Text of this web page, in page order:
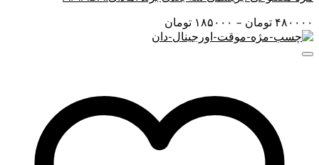
۴۸۰۰۰۰ تومان – ۱۸۵۰۰۰ تومان
range: